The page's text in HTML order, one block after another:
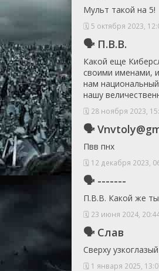
Мульт такой на 5!
🗓 5 октября 2023,
🗣 П.В.В.
Какой еще
своими именами,
нам
нашу
🗓 28 ноября 2023,
🗣
Пвв пнх
🗓 12 декабря 2023,
🗣 -------
П.В.В. Какой же ты
🗓 23 июня 2024,
🗣 Слав
Сверху
🗓 1 января 2025,